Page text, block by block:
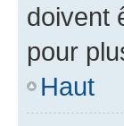
doivent
pour
Haut